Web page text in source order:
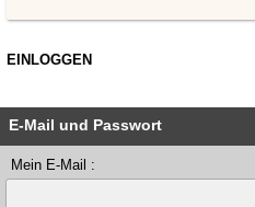
EINLOGGEN
E-Mail und Passwort
Mein E-Mail :